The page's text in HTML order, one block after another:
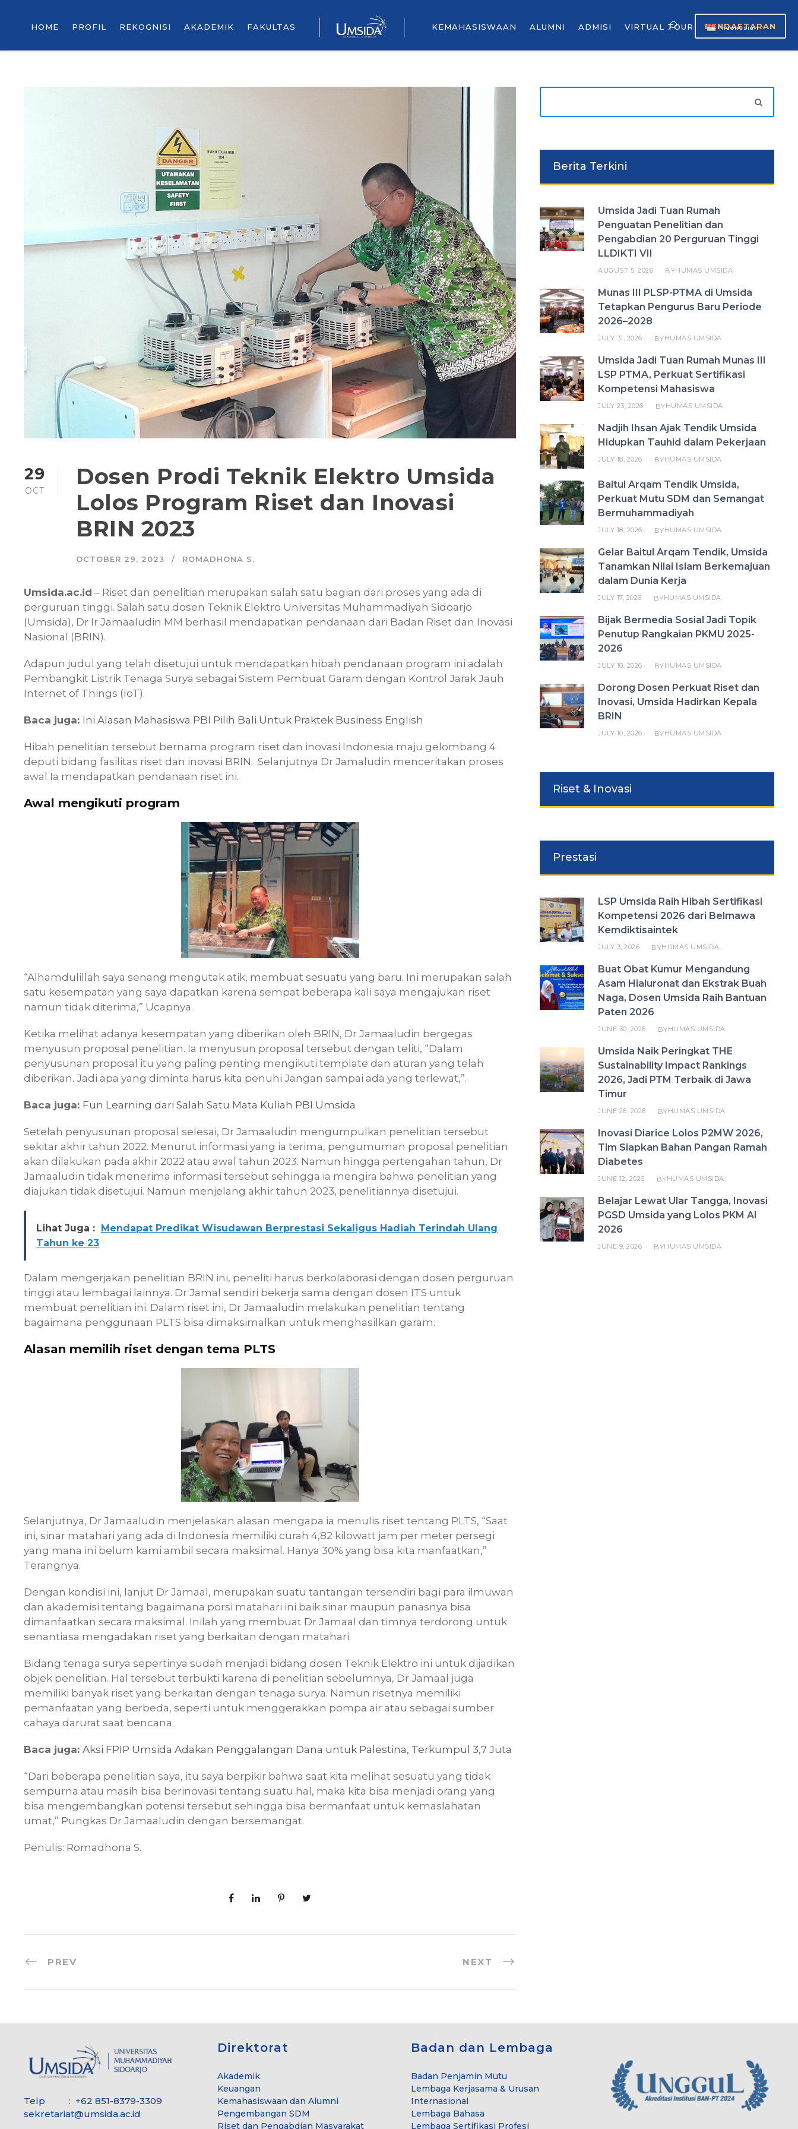
HOME PROFIL REKOGNISI AKADEMIK FAKULTAS KEMAHASISWAAN ALUMNI ADMISI VIRTUAL TOUR Indonesian ▼
PENDAFTARAN
29
OCT
Dosen Prodi Teknik Elektro Umsida
Lolos Program Riset dan Inovasi
BRIN 2023
OCTOBER 29, 2023 ROMADHONA S.
Umsida.ac.id – Riset dan penelitian merupakan salah satu bagian dari proses yang ada di
perguruan tinggi. Salah satu dosen Teknik Elektro Universitas Muhammadiyah Sidoarjo
(Umsida), Dr Ir Jamaaludin MM berhasil mendapatkan pendanaan dari Badan Riset dan Inovasi
Nasional (BRIN).
Adapun judul yang telah disetujui untuk mendapatkan hibah pendanaan program ini adalah
Pembangkit Listrik Tenaga Surya sebagai Sistem Pembuat Garam dengan Kontrol Jarak Jauh
Internet of Things (IoT).
Baca juga: Ini Alasan Mahasiswa PBI Pilih Bali Untuk Praktek Business English
Hibah penelitian tersebut bernama program riset dan inovasi Indonesia maju gelombang 4
deputi bidang fasilitas riset dan inovasi BRIN. Selanjutnya Dr Jamaludin menceritakan proses
awal Ia mendapatkan pendanaan riset ini.
Awal mengikuti program
“Alhamdulillah saya senang mengutak atik, membuat sesuatu yang baru. Ini merupakan salah
satu kesempatan yang saya dapatkan karena sempat beberapa kali saya mengajukan riset
namun tidak diterima,” Ucapnya.
Ketika melihat adanya kesempatan yang diberikan oleh BRIN, Dr Jamaaludin bergegas
menyusun proposal penelitian. Ia menyusun proposal tersebut dengan teliti, “Dalam
penyusunan proposal itu yang paling penting mengikuti template dan aturan yang telah
diberikan. Jadi apa yang diminta harus kita penuhi Jangan sampai ada yang terlewat,”.
Baca juga: Fun Learning dari Salah Satu Mata Kuliah PBI Umsida
Setelah penyusunan proposal selesai, Dr Jamaaludin mengumpulkan penelitian tersebut
sekitar akhir tahun 2022. Menurut informasi yang ia terima, pengumuman proposal penelitian
akan dilakukan pada akhir 2022 atau awal tahun 2023. Namun hingga pertengahan tahun, Dr
Jamaaludin tidak menerima informasi tersebut sehingga ia mengira bahwa penelitian yang
diajukan tidak disetujui. Namun menjelang akhir tahun 2023, penelitiannya disetujui.
Lihat Juga : Mendapat Predikat Wisudawan Berprestasi Sekaligus Hadiah Terindah Ulang
Tahun ke 23
Dalam mengerjakan penelitian BRIN ini, peneliti harus berkolaborasi dengan dosen perguruan
tinggi atau lembagai lainnya. Dr Jamal sendiri bekerja sama dengan dosen ITS untuk
membuat penelitian ini. Dalam riset ini, Dr Jamaaludin melakukan penelitian tentang
bagaimana penggunaan PLTS bisa dimaksimalkan untuk menghasilkan garam.
Alasan memilih riset dengan tema PLTS
Selanjutnya, Dr Jamaaludin menjelaskan alasan mengapa ia menulis riset tentang PLTS, “Saat
ini, sinar matahari yang ada di Indonesia memiliki curah 4,82 kilowatt jam per meter persegi
yang mana ini belum kami ambil secara maksimal. Hanya 30% yang bisa kita manfaatkan,”
Terangnya.
Dengan kondisi ini, lanjut Dr Jamaal, merupakan suatu tantangan tersendiri bagi para ilmuwan
dan akademisi tentang bagaimana porsi matahari ini baik sinar maupun panasnya bisa
dimanfaatkan secara maksimal. Inilah yang membuat Dr Jamaal dan timnya terdorong untuk
senantiasa mengadakan riset yang berkaitan dengan matahari.
Bidang tenaga surya sepertinya sudah menjadi bidang dosen Teknik Elektro ini untuk dijadikan
objek penelitian. Hal tersebut terbukti karena di penelitian sebelumnya, Dr Jamaal juga
memiliki banyak riset yang berkaitan dengan tenaga surya. Namun risetnya memiliki
pemanfaatan yang berbeda, seperti untuk menggerakkan pompa air atau sebagai sumber
cahaya darurat saat bencana.
Baca juga: Aksi FPIP Umsida Adakan Penggalangan Dana untuk Palestina, Terkumpul 3,7 Juta
“Dari beberapa penelitian saya, itu saya berpikir bahwa saat kita melihat sesuatu yang tidak
sempurna atau masih bisa berinovasi tentang suatu hal, maka kita bisa menjadi orang yang
bisa mengembangkan potensi tersebut sehingga bisa bermanfaat untuk kemaslahatan
umat,” Pungkas Dr Jamaaludin dengan bersemangat.
Penulis: Romadhona S.
PREV NEXT
Berita Terkini
Umsida Jadi Tuan Rumah
Penguatan Penelitian dan
Pengabdian 20 Perguruan Tinggi
LLDIKTI VII
AUGUST 5, 2026 BYHUMAS UMSIDA
Munas III PLSP-PTMA di Umsida
Tetapkan Pengurus Baru Periode
2026–2028
JULY 31, 2026 BYHUMAS UMSIDA
Umsida Jadi Tuan Rumah Munas III
LSP PTMA, Perkuat Sertifikasi
Kompetensi Mahasiswa
JULY 23, 2026 BYHUMAS UMSIDA
Nadjih Ihsan Ajak Tendik Umsida
Hidupkan Tauhid dalam Pekerjaan
JULY 18, 2026 BYHUMAS UMSIDA
Baitul Arqam Tendik Umsida,
Perkuat Mutu SDM dan Semangat
Bermuhammadiyah
JULY 18, 2026 BYHUMAS UMSIDA
Gelar Baitul Arqam Tendik, Umsida
Tanamkan Nilai Islam Berkemajuan
dalam Dunia Kerja
JULY 17, 2026 BYHUMAS UMSIDA
Bijak Bermedia Sosial Jadi Topik
Penutup Rangkaian PKMU 2025-
2026
JULY 10, 2026 BYHUMAS UMSIDA
Dorong Dosen Perkuat Riset dan
Inovasi, Umsida Hadirkan Kepala
BRIN
JULY 10, 2026 BYHUMAS UMSIDA
Riset & Inovasi
Prestasi
LSP Umsida Raih Hibah Sertifikasi
Kompetensi 2026 dari Belmawa
Kemdiktisaintek
JULY 3, 2026 BYHUMAS UMSIDA
Buat Obat Kumur Mengandung
Asam Hialuronat dan Ekstrak Buah
Naga, Dosen Umsida Raih Bantuan
Paten 2026
JUNE 30, 2026 BYHUMAS UMSIDA
Umsida Naik Peringkat THE
Sustainability Impact Rankings
2026, Jadi PTM Terbaik di Jawa
Timur
JUNE 26, 2026 BYHUMAS UMSIDA
Inovasi Diarice Lolos P2MW 2026,
Tim Siapkan Bahan Pangan Ramah
Diabetes
JUNE 12, 2026 BYHUMAS UMSIDA
Belajar Lewat Ular Tangga, Inovasi
PGSD Umsida yang Lolos PKM AI
2026
JUNE 9, 2026 BYHUMAS UMSIDA
Telp : +62 851-8379-3309
sekretariat@umsida.ac.id
Direktorat
Akademik
Keuangan
Kemahasiswaan dan Alumni
Pengembangan SDM
Riset dan Pengabdian Masyarakat
Badan dan Lembaga
Badan Penjamin Mutu
Lembaga Kerjasama & Urusan
Internasional
Lembaga Bahasa
Lembaga Sertifikasi Profesi